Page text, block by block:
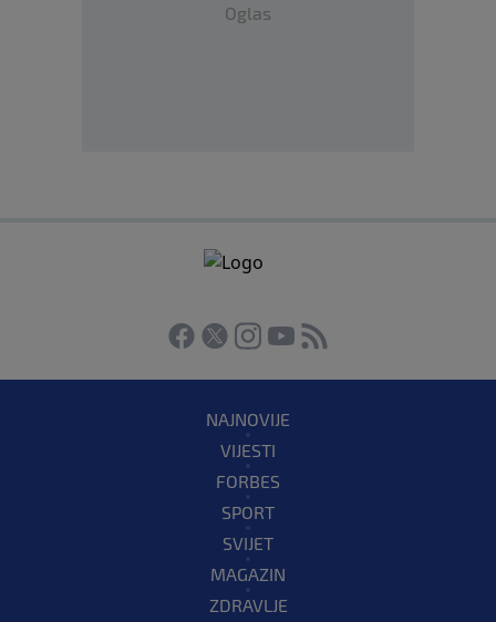
Oglas
NAJNOVIJE
VIJESTI
FORBES
SPORT
SVIJET
MAGAZIN
ZDRAVLJE